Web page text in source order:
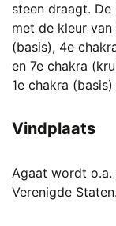
steen draagt.
met de kleur van
(basis), 4e
en 7e chakra
1e chakra
Vindplaats
Agaat wordt o.a.
Verenigde Staten.